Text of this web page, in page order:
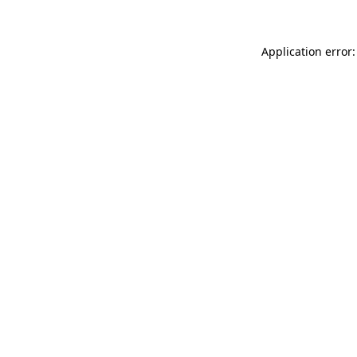
Application